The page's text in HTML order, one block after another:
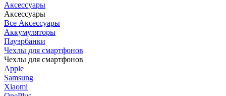
Аксессуары
Аксессуары
Все Аксессуары
Аккумуляторы
Пауэрбанки
Чехлы для смартфонов
Чехлы для смартфонов
Apple
Samsung
Xiaomi